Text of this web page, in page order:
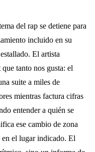
del rap se detiene para
incluido en su
El artista
tanto nos gusta: el
suite a miles de
mientras factura cifras
entender a quién se
ese cambio de zona
el lugar indicado. El